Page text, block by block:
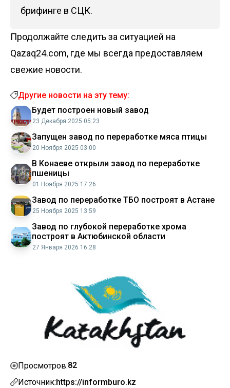
брифинге в СЦК.
Продолжайте следить за ситуацией на
Qazaq24.com, где мы всегда предоставляем
свежие новости.
Другие новости на эту тему:
Будет построен новый завод
23 Декабря 2025 05:23
Запущен завод по переработке мяса птицы
20 Ноября 2025 03:00
В Конаеве открыли завод по переработке
пшеницы
01 Ноября 2025 17:26
Завод по переработке ТБО построят в Астане
25 Ноября 2025 13:59
Завод по глубокой переработке хрома
построят в Актюбинской области
27 Января 2026 16:28
Просмотров:82
Источник:https://informburo.kz